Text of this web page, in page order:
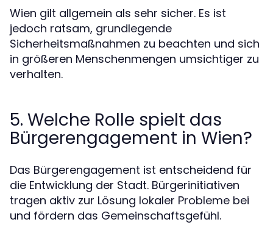
Wien gilt allgemein als sehr sicher. Es ist
jedoch ratsam, grundlegende
Sicherheitsmaßnahmen zu beachten und sich
in größeren Menschenmengen umsichtiger zu
verhalten.
5. Welche Rolle spielt das
Bürgerengagement in Wien?
Das Bürgerengagement ist entscheidend für
die Entwicklung der Stadt. Bürgerinitiativen
tragen aktiv zur Lösung lokaler Probleme bei
und fördern das Gemeinschaftsgefühl.